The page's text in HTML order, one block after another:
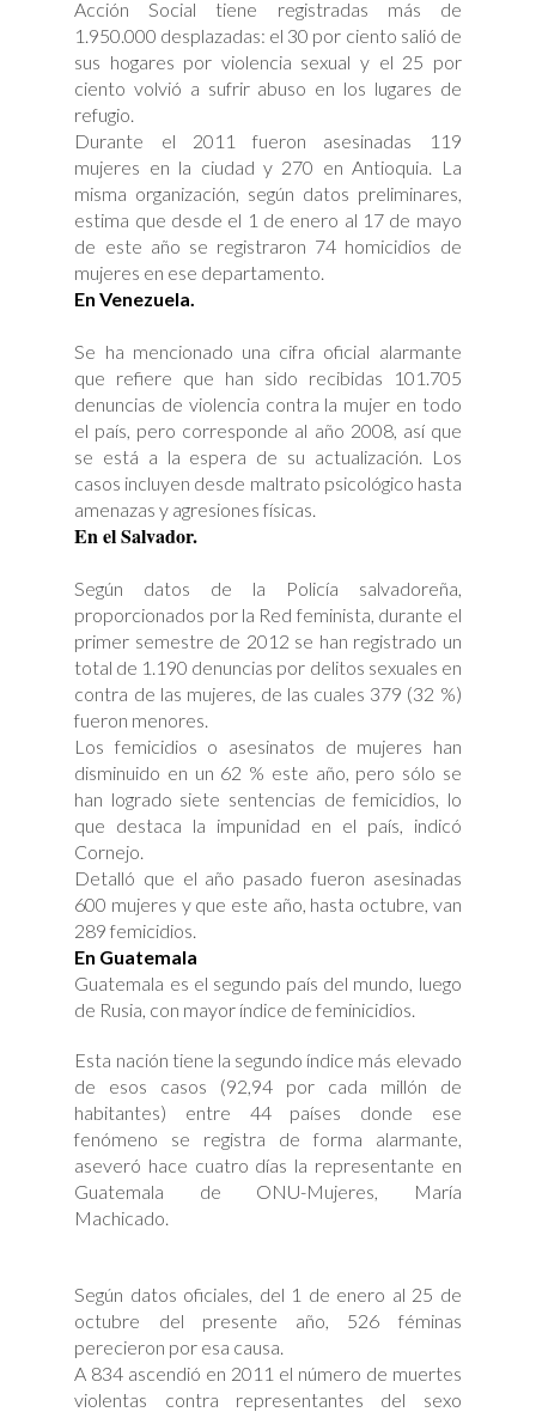
Acción Social tiene registradas más de
1.950.000 desplazadas: el 30 por ciento salió de
sus hogares por violencia sexual y el 25 por
ciento volvió a sufrir abuso en los lugares de
refugio.
Durante el 2011 fueron asesinadas 119
mujeres en la ciudad y 270 en Antioquia. La
misma organización, según datos preliminares,
estima que desde el 1 de enero al 17 de mayo
de este año se registraron 74 homicidios de
mujeres en ese departamento.
En Venezuela.
Se ha mencionado una cifra oficial alarmante
que refiere que han sido recibidas 101.705
denuncias de violencia contra la mujer en todo
el país, pero corresponde al año 2008, así que
se está a la espera de su actualización. Los
casos incluyen desde maltrato psicológico hasta
amenazas y agresiones físicas.
En el Salvador.
Según datos de la Policía salvadoreña,
proporcionados por la Red feminista, durante el
primer semestre de 2012 se han registrado un
total de 1.190 denuncias por delitos sexuales en
contra de las mujeres, de las cuales 379 (32 %)
fueron menores.
Los femicidios o asesinatos de mujeres han
disminuido en un 62 % este año, pero sólo se
han logrado siete sentencias de femicidios, lo
que destaca la impunidad en el país, indicó
Cornejo.
Detalló que el año pasado fueron asesinadas
600 mujeres y que este año, hasta octubre, van
289 femicidios.
En Guatemala
Guatemala es el segundo país del mundo, luego
de Rusia, con mayor índice de feminicidios.
Esta nación tiene la segundo índice más elevado
de esos casos (92,94 por cada millón de
habitantes) entre 44 países donde ese
fenómeno se registra de forma alarmante,
aseveró hace cuatro días la representante en
Guatemala de ONU-Mujeres, María
Machicado.
Según datos oficiales, del 1 de enero al 25 de
octubre del presente año, 526 féminas
perecieron por esa causa.
A 834 ascendió en 2011 el número de muertes
violentas contra representantes del sexo